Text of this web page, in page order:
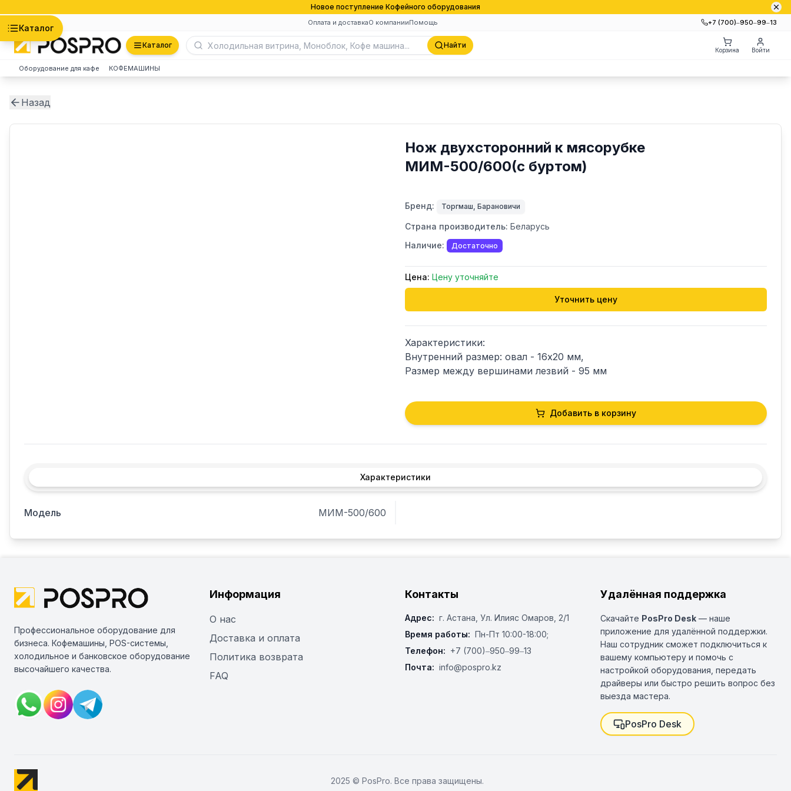
Новое поступление Кофейного оборудования
Оплата и доставкаО компанииПомощь +7 (700)‒950‒99‒13
Каталог
Каталог Найти
Корзина Войти
Оборудование для кафе КОФЕМАШИНЫ
Назад
Нож двухсторонний к мясорубке
МИМ-500/600(с буртом)
Бренд: Торгмаш, Барановичи
Страна производитель: Беларусь
Наличие:
Достаточно
Цена: Цену уточняйте
Уточнить цену
Характеристики:
Внутренний размер: овал - 16х20 мм,
Размер между вершинами лезвий - 95 мм
Добавить в корзину
Характеристики
Модель МИМ-500/600
Профессиональное оборудование для
бизнеса. Кофемашины, POS-системы,
холодильное и банковское оборудование
высочайшего качества.
Информация
О нас
Доставка и оплата
Политика возврата
FAQ
Контакты
Адрес: г. Астана, ​Ул. Илияс Омаров, 2/1
Время работы: Пн-Пт 10:00-18:00;
Телефон: +7 (700)‒950‒99‒13
Почта: info@pospro.kz
Удалённая поддержка
Скачайте PosPro Desk — наше
приложение для удалённой поддержки.
Наш сотрудник сможет подключиться к
вашему компьютеру и помочь с
настройкой оборудования, передать
драйверы или быстро решить вопрос без
выезда мастера.
PosPro Desk
2025 © PosPro. Все права защищены.